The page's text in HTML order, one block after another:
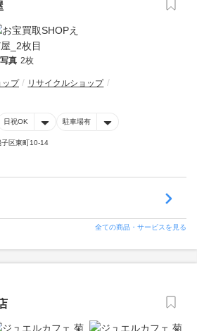
写真 2枚
ップ
リサイクルショップ
日祝OK 駐車場有
区東町10-14
全ての商品・サービスを見る